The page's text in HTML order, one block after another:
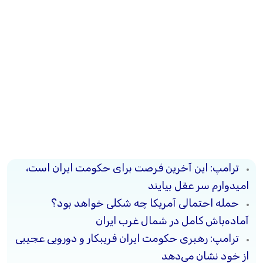
ترامپ: این آخرین فرصت برای حکومت ایران است،
امیدوارم سر عقل بیایند
حمله احتمالی آمریکا چه شکلی خواهد بود؟
آماده‌باش کامل در شمال غرب ایران
ترامپ: رهبری حکومت ایران فریبکار و دورویی عجیبی
از خود نشان می‌دهد